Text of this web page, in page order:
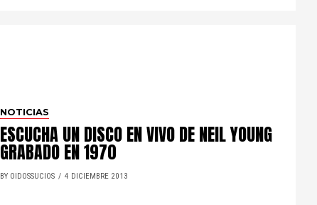
NOTICIAS
ESCUCHA UN DISCO EN VIVO DE NEIL YOUNG
GRABADO EN 1970
BY OIDOSSUCIOS 4 DICIEMBRE 2013